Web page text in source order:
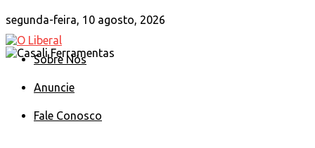
segunda-feira, 10 agosto, 2026
Sobre Nós
Anuncie
Fale Conosco